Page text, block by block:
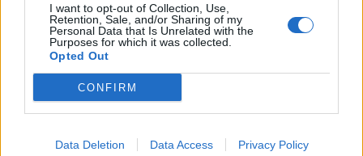
I want to opt-out of Collection, Use,
Retention, Sale, and/or Sharing of my
Personal Data that Is Unrelated with the
Purposes for which it was collected.
Opted Out
CONFIRM
Data Deletion Data Access Privacy Policy
Γεωργιάδης: Πολλαπλά οφέλη από
τη συνεργασία δημοσίου και
ιδιωτικού τομέα
27 Φεβρουαρίου 2026